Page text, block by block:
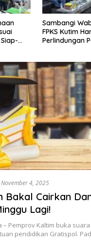
Petani Sawit
Penurunan
Meroketnya
November 4, 2025
Bakal Cairkan
Lagi!
– Pemprov Kaltim buka
pendidikan Gratispol.